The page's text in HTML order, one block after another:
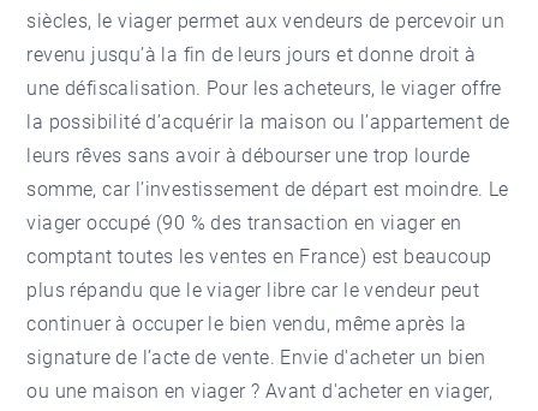
siècles, le viager permet aux vendeurs de percevoir un
revenu jusqu’à la fin de leurs jours et donne droit à
une défiscalisation. Pour les acheteurs, le viager offre
la possibilité d’acquérir la maison ou l’appartement de
leurs rêves sans avoir à débourser une trop lourde
somme, car l’investissement de départ est moindre. Le
viager occupé (90 % des transaction en viager en
comptant toutes les ventes en France) est beaucoup
plus répandu que le viager libre car le vendeur peut
continuer à occuper le bien vendu, même après la
signature de l’acte de vente. Envie d'acheter un bien
ou une maison en viager ? Avant d'acheter en viager,